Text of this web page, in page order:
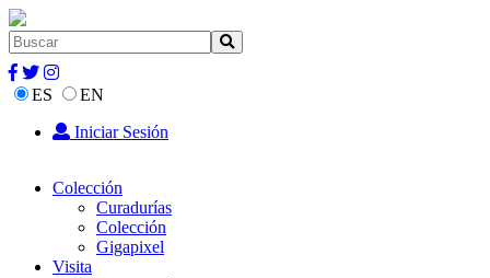
ES
EN
Iniciar Sesión
Colección
Curadurías
Colección
Gigapixel
Visita